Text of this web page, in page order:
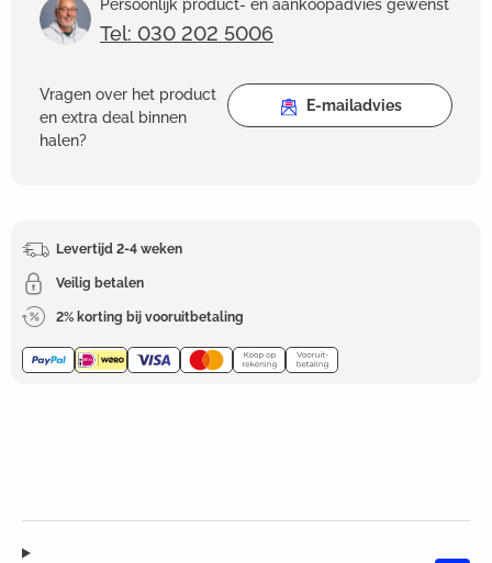
Persoonlijk product- en aankoopadvies gewenst
Tel: 030 202 5006
Vragen over het product
en extra deal binnen
halen?
E-mailadvies
Levertijd 2-4 weken
Veilig betalen
2% korting bij vooruitbetaling